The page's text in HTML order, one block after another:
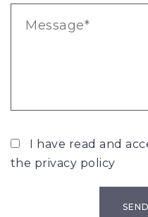
I have read and
the privacy policy